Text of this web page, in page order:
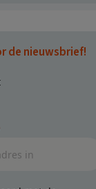
de nieuwsbrief!